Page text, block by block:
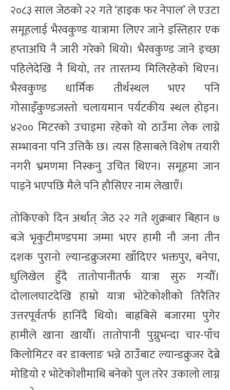
२०८३ साल जेठको २२ गते ‘हाइक फर नेपाल’ ले एउटा
समूहलाई भैरवकुण्ड यात्रामा लिएर जाने इस्तिहार एक
हप्ताअघि नै जारी गरेको थियो। भैरवकुण्ड जाने इच्छा
पहिलेदेखि नै थियो, तर तारतम्य मिलिरहेको थिएन।
भैरवकुण्ड धार्मिक तीर्थस्थल भएर पनि
गोसाइँकुण्डजस्तो चलायमान पर्यटकीय स्थल होइन।
४२०० मिटरको उचाइमा रहेको यो ठाउँमा लेक लाग्ने
सम्भावना पनि उत्तिकै छ। त्यस हिसाबले विशेष तयारी
नगरी भ्रमणमा निस्कनु उचित थिएन। समूहमा जान
पाइने भएपछि मैले पनि हौसिएर नाम लेखाएँ।
तोकिएको दिन अर्थात् जेठ २२ गते शुक्रबार बिहान ७
बजे भृकुटीमण्डपमा जम्मा भएर हामी नौ जना तीन
दशक पुरानो ल्यान्डक्रुजरमा खाँदिएर भक्तपुर, बनेपा,
धुलिखेल हुँदै तातोपानीतर्फ यात्रा सुरु गर्‍यौँ।
दोलालघाटदेखि हाम्रो यात्रा भोटेकोशीको तिरैतिर
उत्तरपूर्वतर्फ हानिँदै थियो। बाह्रबिसे बजारमा पुगेर
हामीले खाना खायौँ। तातोपानी पुग्नुभन्दा चार-पाँच
किलोमिटर वर डाक्लाङ भन्ने ठाउँबाट ल्यान्डक्रुजर देब्रे
मोडियो र भोटेकोशीमाथि बनेको पुल तरेर उकालो लाग्न